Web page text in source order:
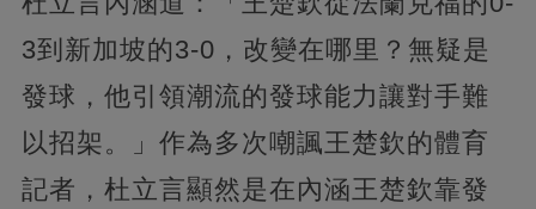
3到新加坡的3-0，改變在哪里？無疑是
發球，他引領潮流的發球能力讓對手難
以招架。」作為多次嘲諷王楚欽的體育
記者，杜立言顯然是在內涵王楚欽靠發